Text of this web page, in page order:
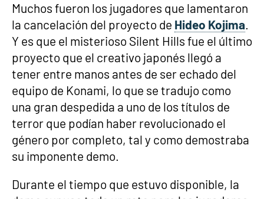
Muchos fueron los jugadores que lamentaron
la cancelación del proyecto de Hideo Kojima.
Y es que el misterioso Silent Hills fue el último
proyecto que el creativo japonés llegó a
tener entre manos antes de ser echado del
equipo de Konami, lo que se tradujo como
una gran despedida a uno de los títulos de
terror que podían haber revolucionado el
género por completo, tal y como demostraba
su imponente demo.
Durante el tiempo que estuvo disponible, la